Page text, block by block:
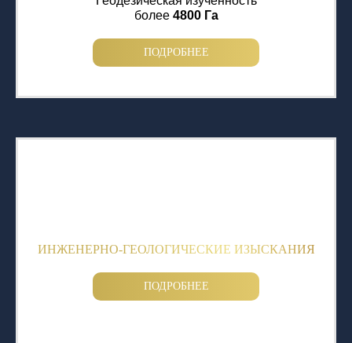
более 4800 Га
ПОДРОБНЕЕ
ИНЖЕНЕРНО-ГЕОЛОГИЧЕСКИЕ ИЗЫСКАНИЯ
ПОДРОБНЕЕ